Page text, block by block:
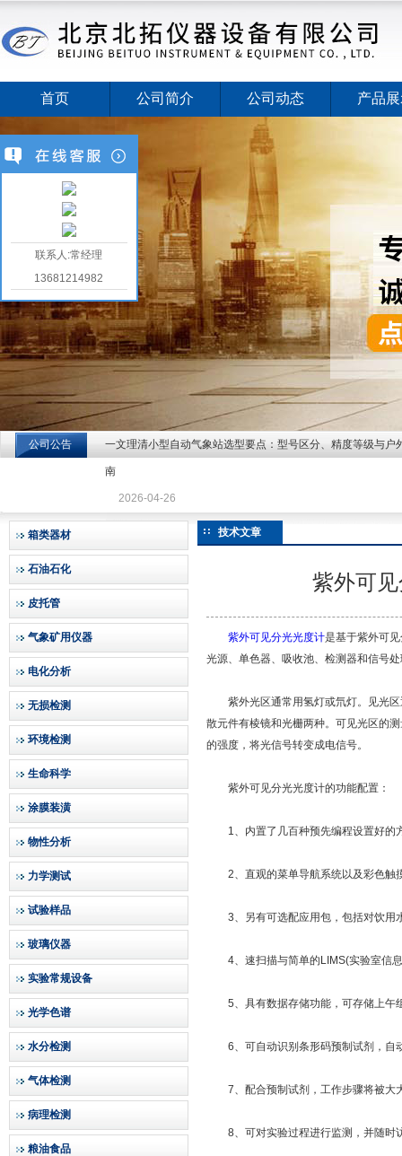
北京北拓仪器设备有限公司
首页 公司简介 公司动态 产品
公司公告 一文理清小型自动气象站选型要点：型号区分、精度等级与户
南
2026-04-26
箱类器材
石油石化
皮托管
气象矿用仪器
电化分析
无损检测
环境检测
生命科学
涂膜装潢
物性分析
力学测试
试验样品
玻璃仪器
实验常规设备
光学色谱
水分检测
气体检测
病理检测
粮油食品
技术文章
紫外可
紫外可见分光光度计是基于紫外可
光源、单色器、吸收池、检测器和信号
紫外光区通常用氢灯或氘灯。见光区
散元件有棱镜和光栅两种。可见光区的
的强度，将光信号转变成电信号。
紫外可见分光光度计的功能配置：
1、内置了几百种预先编程设置好的
2、直观的菜单导航系统以及彩色触
3、另有可选配应用包，包括对饮用
4、速扫描与简单的LIMS(实验室信息
5、具有数据存储功能，可存储上午
6、可自动识别条形码预制试剂，自
7、配合预制试剂，工作步骤将被大
8、可对实验过程进行监测，并随时
联系人:常经理
13681214982